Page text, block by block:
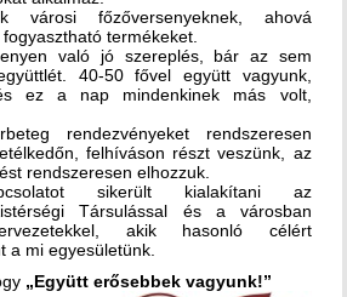
városi főzőversenyeknek, ahová
termékeket.
való jó szereplés, bár az sem
40-50 fővel együtt vagyunk,
ez a nap mindenkinek más volt,
rendezvényeket rendszeresen
felhíváson részt veszünk, az
rendszeresen elhozzuk.
sikerült kialakítani az
Társulással és a városban
akik hasonló célért
a mi egyesületünk.
„Együtt erősebbek vagyunk!”